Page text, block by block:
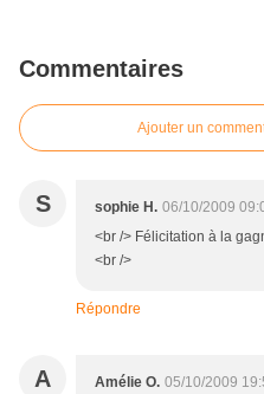
Commentaires
Ajouter un
S sophie H. 06/10/2009
<br /> Félicitation à la
<br />
Répondre
A Amélie O. 05/10/2009